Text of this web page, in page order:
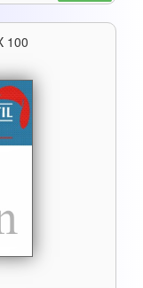
100